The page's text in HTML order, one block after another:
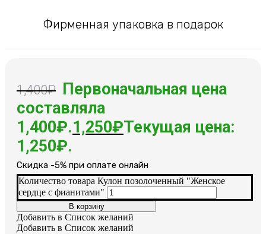
Фирменная упаковка в подарок
1,400₽ Первоначальная цена
составляла
1,400₽.1,250₽Текущая цена:
1,250₽.
Cкидка -5% при оплате онлайн
Количество товара Кулон позолоченный "Женское
сердце с фианитами"
В корзину
Добавить в Список желаний
Добавить в Список желаний